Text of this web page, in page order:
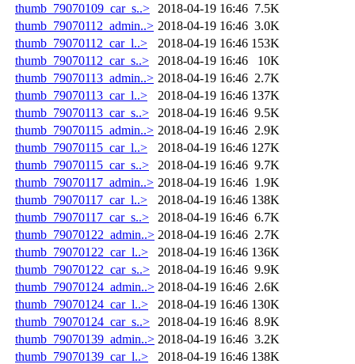
thumb_79070109_car_s..>
2018-04-19 16:46 7.5K
thumb_79070112_admin..> 2018-04-19 16:46 3.0K
thumb_79070112_car_l..>
2018-04-19 16:46 153K
thumb_79070112_car_s..>
2018-04-19 16:46
10K
thumb_79070113_admin..> 2018-04-19 16:46 2.7K
thumb_79070113_car_l..>
2018-04-19 16:46 137K
thumb_79070113_car_s..>
2018-04-19 16:46 9.5K
thumb_79070115_admin..> 2018-04-19 16:46 2.9K
thumb_79070115_car_l..>
2018-04-19 16:46 127K
thumb_79070115_car_s..>
2018-04-19 16:46 9.7K
thumb_79070117_admin..> 2018-04-19 16:46 1.9K
thumb_79070117_car_l..>
2018-04-19 16:46 138K
thumb_79070117_car_s..>
2018-04-19 16:46 6.7K
thumb_79070122_admin..> 2018-04-19 16:46 2.7K
thumb_79070122_car_l..>
2018-04-19 16:46 136K
thumb_79070122_car_s..>
2018-04-19 16:46 9.9K
thumb_79070124_admin..> 2018-04-19 16:46 2.6K
thumb_79070124_car_l..>
2018-04-19 16:46 130K
thumb_79070124_car_s..>
2018-04-19 16:46 8.9K
thumb_79070139_admin..> 2018-04-19 16:46 3.2K
thumb_79070139_car_l..>
2018-04-19 16:46 138K